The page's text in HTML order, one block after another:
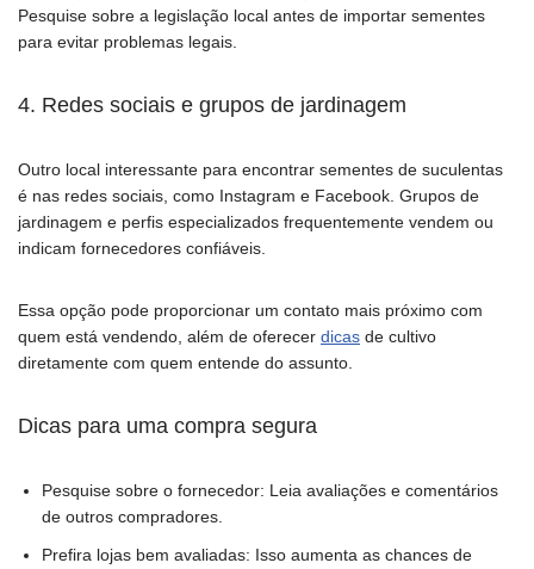
Pesquise sobre a legislação local antes de importar sementes
para evitar problemas legais.
4. Redes sociais e grupos de jardinagem
Outro local interessante para encontrar sementes de suculentas
é nas redes sociais, como Instagram e Facebook. Grupos de
jardinagem e perfis especializados frequentemente vendem ou
indicam fornecedores confiáveis.
Essa opção pode proporcionar um contato mais próximo com
quem está vendendo, além de oferecer dicas de cultivo
diretamente com quem entende do assunto.
Dicas para uma compra segura
Pesquise sobre o fornecedor: Leia avaliações e comentários
de outros compradores.
Prefira lojas bem avaliadas: Isso aumenta as chances de